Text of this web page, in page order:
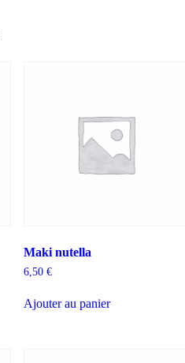
Maki nutella
6,50 €
Ajouter au panier